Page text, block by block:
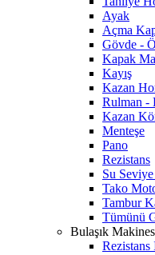
Ayak
Açma
Gövde -
Kapak
Kayış
Kazan
Rulman -
Kazan
Menteşe
Pano
Rezistans
Su
Tako
Tambur
Tümünü
Bulaşık
Rezistans